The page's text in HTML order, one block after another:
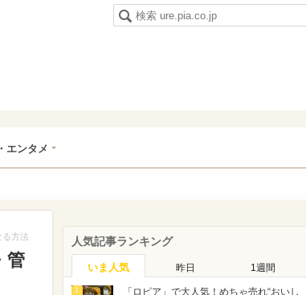
エンタメ
る方法
管
人気記事ランキング
いま人気 昨日 1週間
1
「ロピア」で大人気！めちゃ売れ“おいし